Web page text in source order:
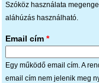
Szóköz használata
aláhúzás használható.
Email cím *
Egy működő email cím. A
email cím nem jelenik meg